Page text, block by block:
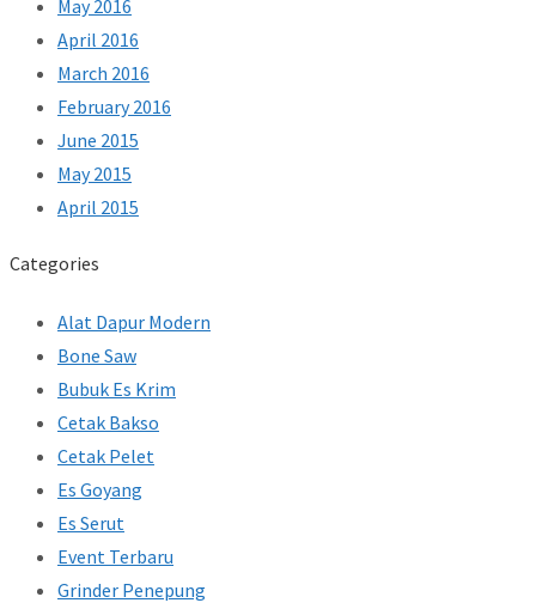
May 2016
April 2016
March 2016
February 2016
June 2015
May 2015
April 2015
Categories
Alat Dapur Modern
Bone Saw
Bubuk Es Krim
Cetak Bakso
Cetak Pelet
Es Goyang
Es Serut
Event Terbaru
Grinder Penepung